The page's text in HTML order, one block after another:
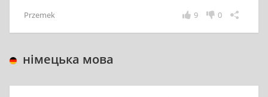
Przemek 0
9
німецька мова